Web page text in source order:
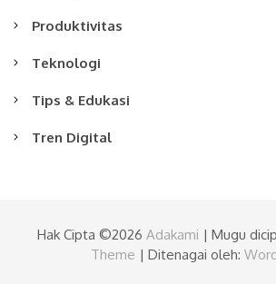
Produktivitas
Teknologi
Tips & Edukasi
Tren Digital
Hak Cipta ©2026 Adakami | Mugu
Theme | Ditenagai oleh: